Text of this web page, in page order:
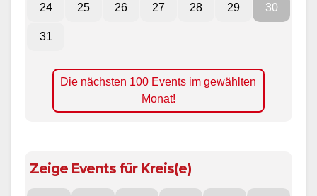
24 25 26 27 28 29 30
31
Die nächsten 100 Events im gewählten
Monat!
Zeige Events für Kreis(e)